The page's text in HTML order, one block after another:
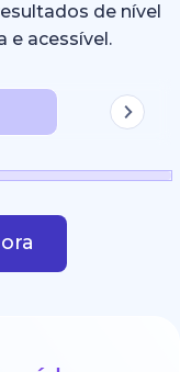
de nível
e acessível.